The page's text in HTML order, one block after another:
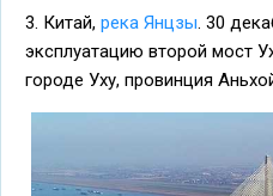
3. Китай, река Янцзы. 30
эксплуатацию второй мост
городе Уху, провинция